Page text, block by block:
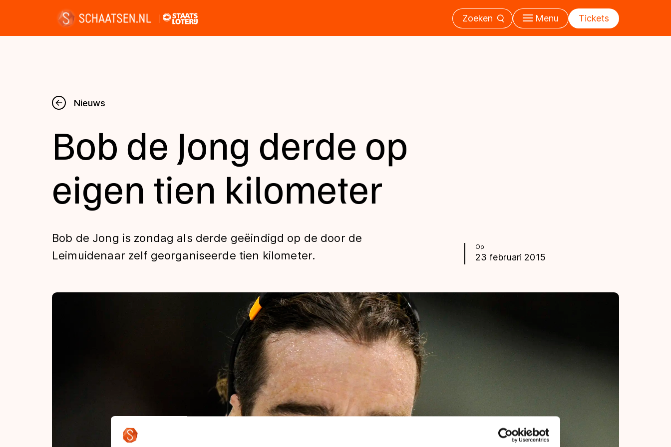
Zoeken Menu Tickets
Nieuws
Kalender
Disciplines
Uitslagen
Tijden & historie
Olympische Spelen
Nieuws
Op
23 februari 2015
Bob de Jong derde op
eigen tien kilometer
Bob de Jong is zondag als derde geëindigd op de door de
Leimuidenaar zelf georganiseerde tien kilometer.